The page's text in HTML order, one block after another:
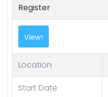
Register
View!
Location
Start Date